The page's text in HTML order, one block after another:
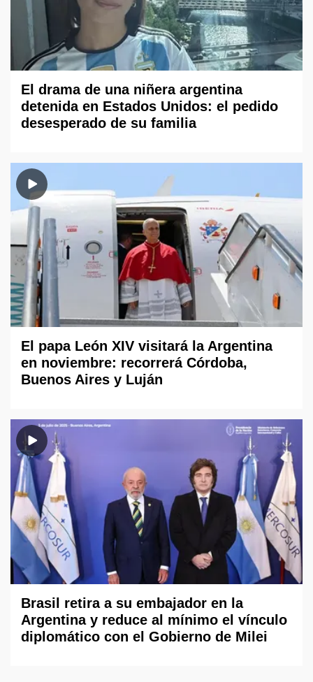
El drama de una niñera argentina
detenida en Estados Unidos: el pedido
desesperado de su familia
El papa León XIV visitará la Argentina
en noviembre: recorrerá Córdoba,
Buenos Aires y Luján
Brasil retira a su embajador en la
Argentina y reduce al mínimo el vínculo
diplomático con el Gobierno de Milei